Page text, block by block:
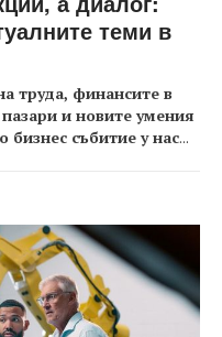
теми в
труда, финансите в
и новите умения
бизнес събитие у нас...